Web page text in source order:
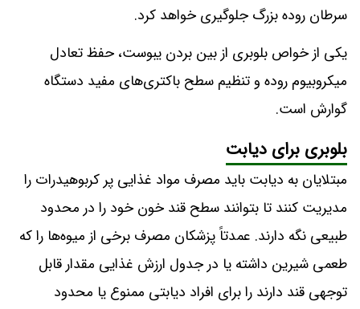
سرطان روده بزرگ جلوگیری خواهد کرد.
یکی از خواص بلوبری از بین بردن یبوست، حفظ تعادل
میکروبیوم روده و تنظیم سطح باکتری‌های مفید دستگاه
گوارش است.
بلوبری برای دیابت
مبتلایان به دیابت باید مصرف مواد غذایی پر کربوهیدرات را
مدیریت کنند تا بتوانند سطح قند خون خود را در محدود
طبیعی نگه دارند. عمدتاً پزشکان مصرف برخی از میوه‌ها را که
طعمی شیرین داشته یا در جدول ارزش غذایی مقدار قابل
توجهی قند دارند را برای افراد دیابتی ممنوع یا محدود